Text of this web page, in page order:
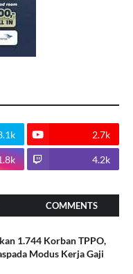
2.7k
4.2k
COMMENTS
1.744 Korban TPPO,
Modus Kerja Gaji